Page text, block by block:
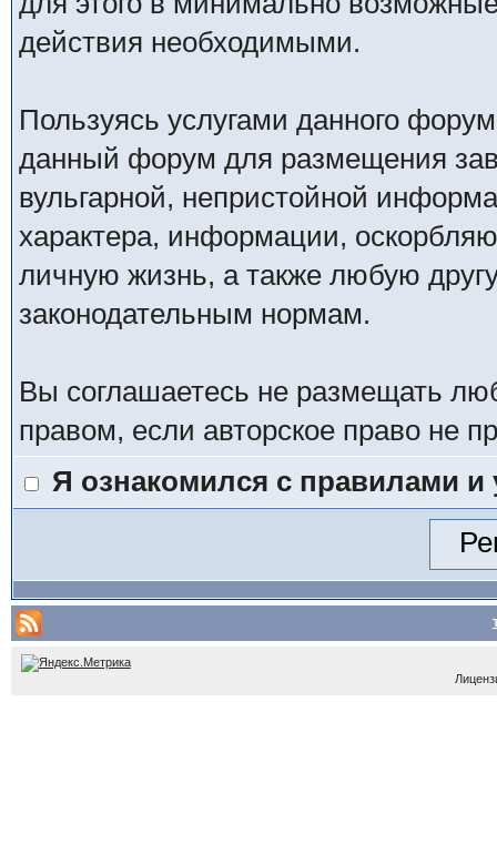
действия необходимыми.
Пользуясь услугами данного
данный форум для размещения
вульгарной, непристойной
характера, информации,
личную жизнь, а также любую
законодательным нормам.
Вы соглашаетесь не размещать
правом, если авторское право не
Я ознакомился с правилами